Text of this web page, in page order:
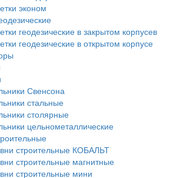
эконом
геодезические в закрытом корпусев
геодезические в открытом корпусе
Свенсона
стальные
столярные
цельнометаллические
строительные КОБАЛЬТ
строительные магнитные
строительные мини